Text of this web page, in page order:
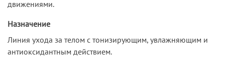
движениями.
Назначение
Линия ухода за телом с тонизирующим, увлажняющим и
антиоксидантным действием.